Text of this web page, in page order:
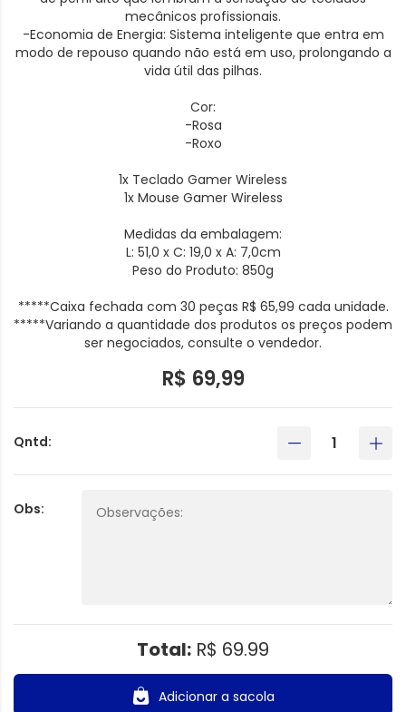
mecânicos profissionais.
-Economia de Energia: Sistema inteligente que entra em
modo de repouso quando não está em uso, prolongando a
vida útil das pilhas.
Cor:
-Rosa
-Roxo
1x Teclado Gamer Wireless
1x Mouse Gamer Wireless
Medidas da embalagem:
L: 51,0 x C: 19,0 x A: 7,0cm
Peso do Produto: 850g
*****Caixa fechada com 30 peças R$ 65,99 cada unidade.
*****Variando a quantidade dos produtos os preços podem
ser negociados, consulte o vendedor.
R$ 69,99
Qntd:
Obs:
Total: R$ 69.99
Adicionar a sacola